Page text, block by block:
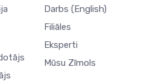
Darbs (English)
Filiāles
Eksperti
Mūsu Zīmols